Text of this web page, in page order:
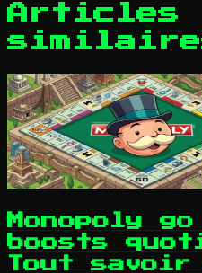
Articles
Monopoly
boosts
Tout